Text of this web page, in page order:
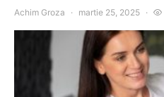
Achim Groza martie 25, 2025